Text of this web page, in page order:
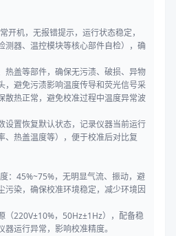
开机，无报错提示，运行状态稳定，
测器、温控模块等核心部件自检），确
热盖等部件，确保无污渍、破损、异物
，避免污渍影响温度传导和荧光信号采
散热正常，避免校准过程中温度异常波
设置恢复默认状态，记录仪器当前运行
、热盖温度等），便于校准后对比复
：45%~75%，无明显气流、振动，避
污染，确保校准环境稳定，减少环境因
（220V±10%，50Hz±1Hz），配备稳
运行异常，影响校准精度。